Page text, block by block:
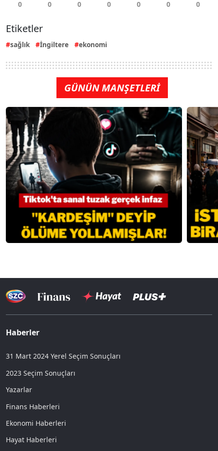
Etiketler
sağlık İngiltere ekonomi
GÜNÜN MANŞETLERİ
Haberler
31 Mart 2024 Yerel Seçim Sonuçları
2023 Seçim Sonuçları
Yazarlar
Finans Haberleri
Ekonomi Haberleri
Hayat Haberleri